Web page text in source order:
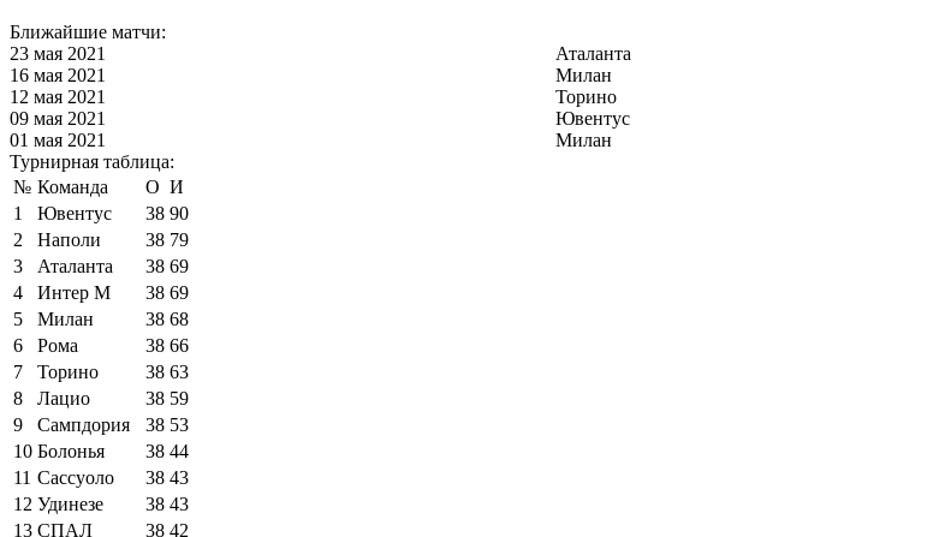
Ближайшие матчи:
23 мая 2021
Аталанта
16 мая 2021
Милан
12 мая 2021
Торино
09 мая 2021
Ювентус
01 мая 2021
Милан
Турнирная таблица:
№ Команда О И
1
Ювентус 38 90
2
Наполи 38 79
3
Аталанта 38 69
4
Интер М 38 69
5
Милан 38 68
6
Рома 38 66
7
Торино 38 63
8
Лацио 38 59
9
Сампдория 38 53
10 Болонья 38 44
11 Сассуоло 38 43
12 Удинезе 38 43
13 СПАЛ 38 42